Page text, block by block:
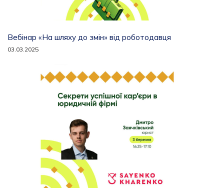
Вебінар «На шляху до змін» від роботодавця
03.03.2025